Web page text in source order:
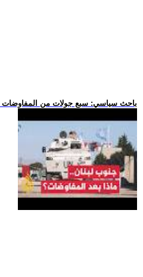
.. باحث سياسي: سبع جولات من